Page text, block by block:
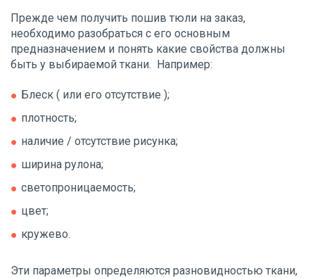
Прежде чем получить пошив тюли на заказ,
необходимо разобраться с его основным
предназначением и понять какие свойства должны
быть у выбираемой ткани. Например:
Блеск ( или его отсутствие );
плотность;
наличие / отсутствие рисунка;
ширина рулона;
светопроницаемость;
цвет;
кружево.
Эти параметры определяются разновидностью ткани,